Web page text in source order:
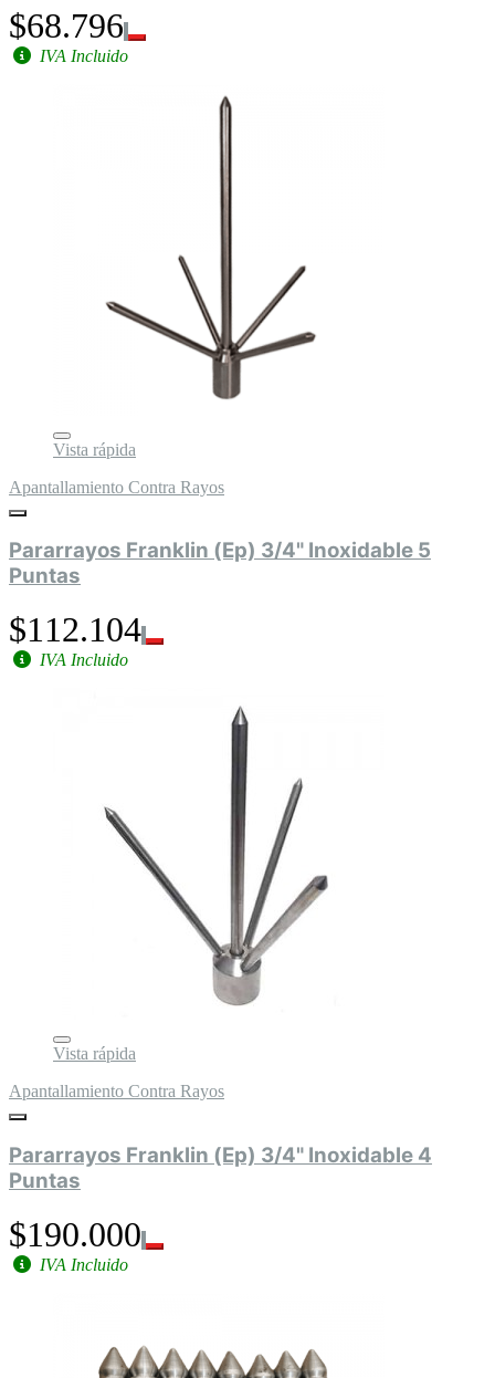
$68.796
IVA Incluido
Vista rápida
Apantallamiento Contra Rayos
Pararrayos Franklin (Ep) 3/4" Inoxidable 5
Puntas
$112.104
IVA Incluido
Vista rápida
Apantallamiento Contra Rayos
Pararrayos Franklin (Ep) 3/4" Inoxidable 4
Puntas
$190.000
IVA Incluido